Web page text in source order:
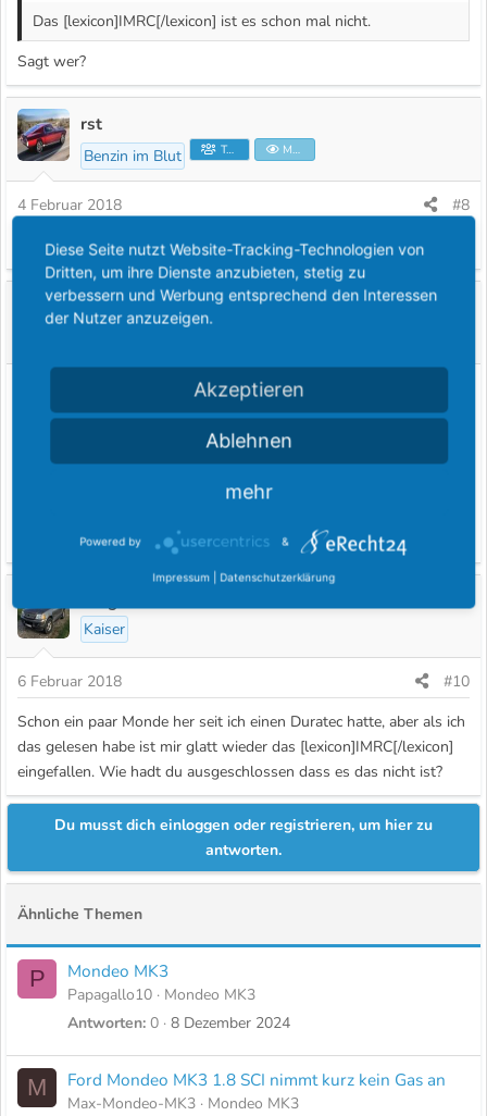
Das [lexicon]IMRC[/lexicon] ist es schon mal nicht.
Sagt wer?
rst
Benzin im Blut Teammitglied Moderator
4 Februar 2018
#8
vieleicht ist ja auch einer der KAT,s dicht
RS-Star
Sorry, bin aber noch nicht solange hier im Forum aktiv... ;-)
Kaiser
6 Februar 2018
#10
Schon ein paar Monde her seit ich einen Duratec hatte, aber als ich
das gelesen habe ist mir glatt wieder das [lexicon]IMRC[/lexicon]
eingefallen. Wie hadt du ausgeschlossen dass es das nicht ist?
Du musst dich einloggen oder registrieren, um hier zu
antworten.
Ähnliche Themen
P Mondeo MK3
Papagallo10
Mondeo MK3
Antworten 0 8 Dezember 2024
M Ford Mondeo MK3 1.8 SCI nimmt kurz kein Gas an
Max-Mondeo-MK3
Mondeo MK3
Diese Seite nutzt Website-Tracking-Technologien von
Dritten, um ihre Dienste anzubieten, stetig zu
verbessern und Werbung entsprechend den Interessen
der Nutzer anzuzeigen.
Akzeptieren
Ablehnen
mehr
Powered by &
Impressum Datenschutzerklärung